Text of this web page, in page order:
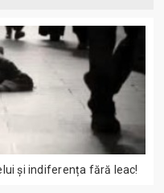
și indiferența fără leac!